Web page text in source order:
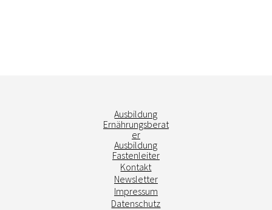
Ausbildung
Ernährungsberat
er
Ausbildung
Fastenleiter
Kontakt
Newsletter
Impressum
Datenschutz